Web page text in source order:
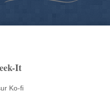
It
Ko-fi